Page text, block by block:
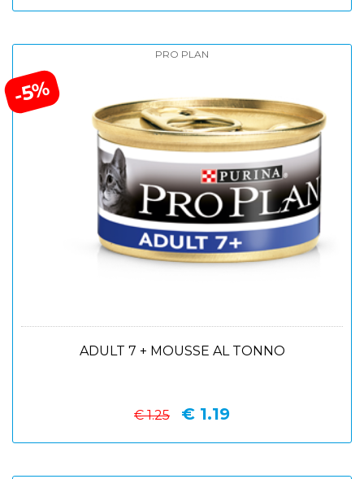
-5%
PRO PLAN
ADULT 7 + MOUSSE AL TONNO
€ 1.25 € 1.19